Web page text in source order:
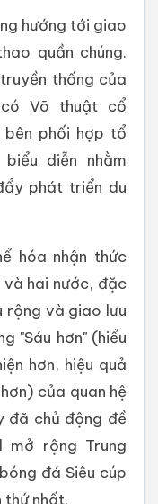
hướng tới giao
quần chúng.
thống của
Võ thuật cổ
phối hợp tổ
diễn nhằm
phát triển du
hóa nhận thức
hai nước, đặc
rộng và giao lưu
"Sáu hơn" (hiểu
hơn, hiệu quả
của quan hệ
đã chủ động đề
mở rộng Trung
đá Siêu cúp
thứ nhất.